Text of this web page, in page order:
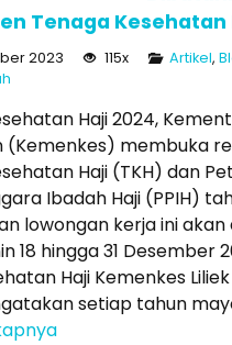
Tenaga Kesehatan
2023 115x Artikel,
Haji 2024,
(Kemenkes) membuka
Haji (TKH) dan
Ibadah Haji (PPIH)
lowongan kerja ini akan
18 hingga 31 Desember
Haji Kemenkes
setiap tahun